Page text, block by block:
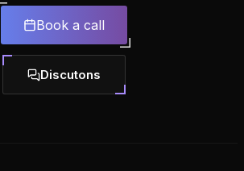
Book a call
Discutons